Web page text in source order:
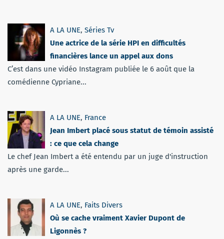
A LA UNE, Séries Tv
Une actrice de la série HPI en difficultés
financières lance un appel aux dons
C’est dans une vidéo Instagram publiée le 6 août que la
comédienne Cypriane...
A LA UNE, France
Jean Imbert placé sous statut de témoin assisté
: ce que cela change
Le chef Jean Imbert a été entendu par un juge d'instruction
après une garde...
A LA UNE, Faits Divers
Où se cache vraiment Xavier Dupont de
Ligonnès ?